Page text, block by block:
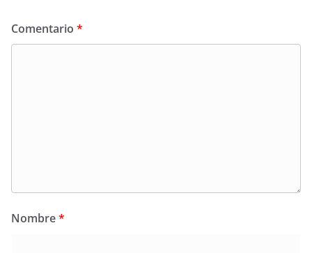
Comentario *
Nombre*